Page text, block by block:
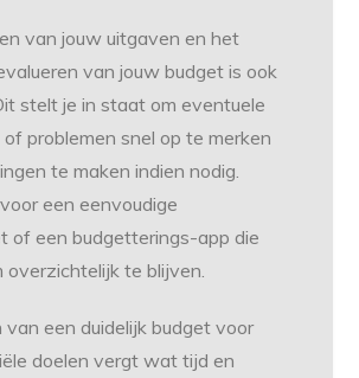
van jouw uitgaven en het
van jouw budget is ook
stelt je in staat om eventuele
problemen snel op te merken
te maken indien nodig.
een eenvoudige
of een budgetterings-app die
overzichtelijk te blijven.
van een duidelijk budget voor
doelen vergt wat tijd en